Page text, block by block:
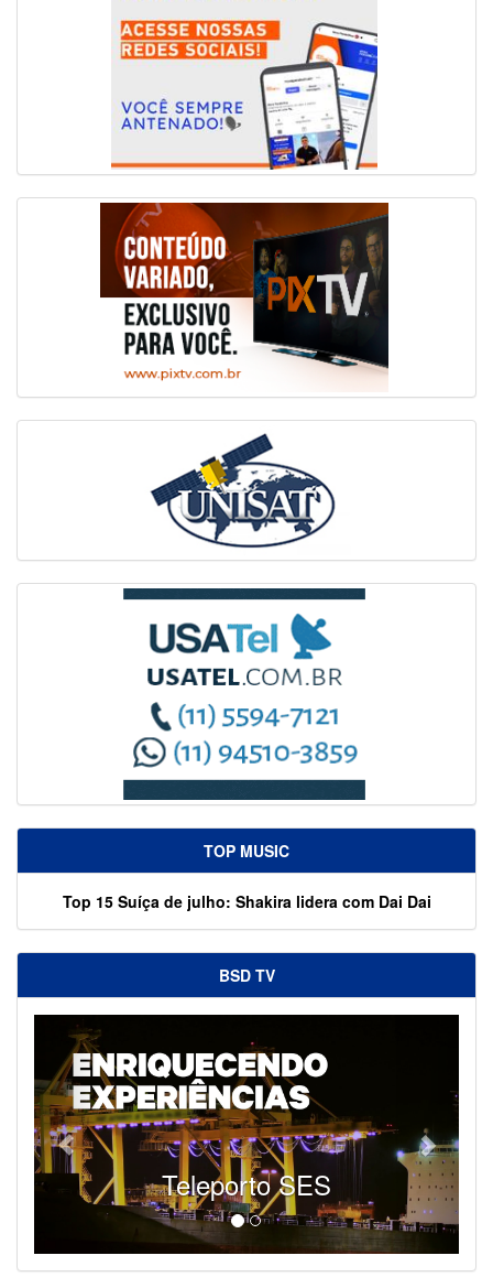
TOP MUSIC
Top 15 Suíça de julho: Shakira lidera com Dai Dai
BSD TV
Teleporto SES